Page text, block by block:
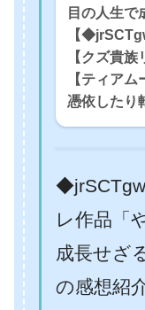
目の人生で
【
【クズ貴
【ティア
憑依したり
レ作品「
成長せざ
の感想紹